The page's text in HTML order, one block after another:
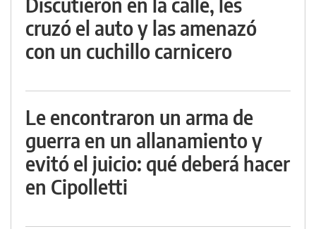
cruzó el auto y las amenazó
con un cuchillo carnicero
Le encontraron un arma de
guerra en un allanamiento y
evitó el juicio: qué deberá hacer
en Cipolletti